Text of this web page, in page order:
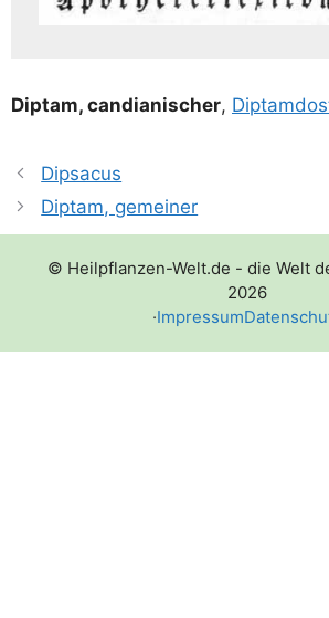
Dip­tam, can­dia­ni­scher,
Dipsacus
Diptam, gemeiner
© Heilpflanzen-Welt.de - die Welt
2026
·Impressum